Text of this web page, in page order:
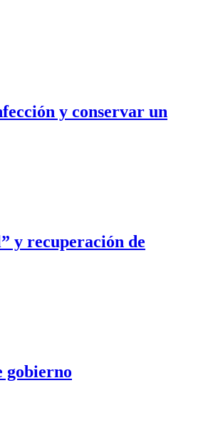
y conservar un
y recuperación de
gobierno